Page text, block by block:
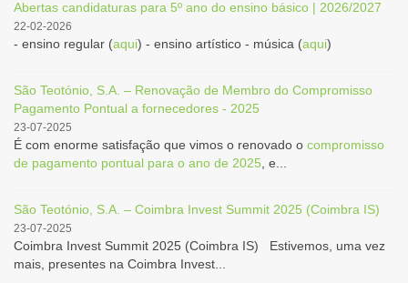
Abertas candidaturas para 5º ano do ensino básico | 2026/2027
22-02-2026
- ensino regular (aqui) - ensino artístico - música (aqui)
São Teotónio, S.A. – Renovação de Membro do Compromisso
Pagamento Pontual a fornecedores - 2025
23-07-2025
É com enorme satisfação que vimos o renovado o compromisso
de pagamento pontual para o ano de 2025 , e...
São Teotónio, S.A. – Coimbra Invest Summit 2025 (Coimbra IS)
23-07-2025
Coimbra Invest Summit 2025 (Coimbra IS) Estivemos, uma vez
mais, presentes na Coimbra Invest...